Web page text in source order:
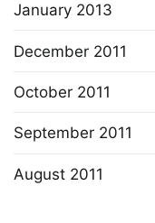
January 2013
December 2011
October 2011
September 2011
August 2011